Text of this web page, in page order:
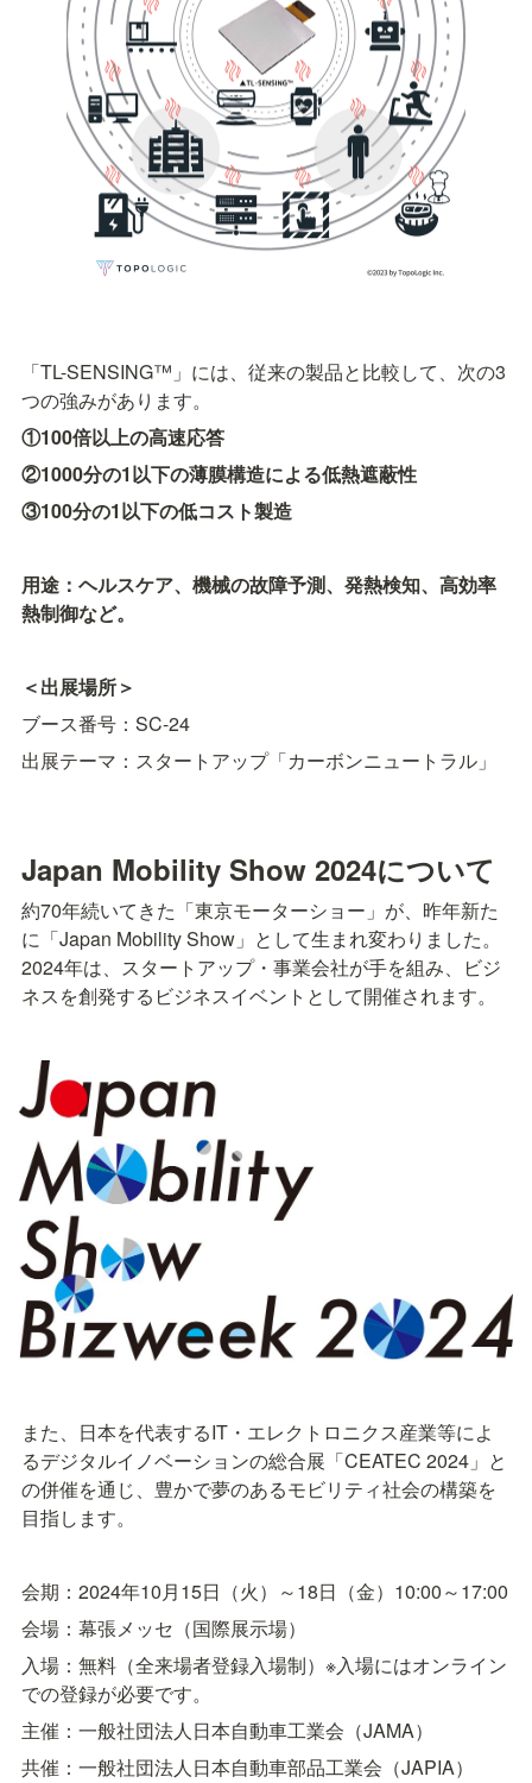
「TL-SENSING™」には、従来の製品と比較して、次の3
つの強みがあります。
①100倍以上の高速応答
②1000分の1以下の薄膜構造による低熱遮蔽性
③100分の1以下の低コスト製造
用途：ヘルスケア、機械の故障予測、発熱検知、高効率
熱制御など。
＜出展場所＞
ブース番号：SC-24
出展テーマ：スタートアップ「カーボンニュートラル」
Japan Mobility Show 2024について
約70年続いてきた「東京モーターショー」が、昨年新た
に「Japan Mobility Show」として生まれ変わりました。
2024年は、スタートアップ・事業会社が手を組み、ビジ
ネスを創発するビジネスイベントとして開催されます。
また、日本を代表するIT・エレクトロニクス産業等によ
るデジタルイノベーションの総合展「CEATEC 2024」と
の併催を通じ、豊かで夢のあるモビリティ社会の構築を
目指します。
会期：2024年10月15日（火）～18日（金）10:00～17:00
会場：幕張メッセ（国際展示場）
入場：無料（全来場者登録入場制）※入場にはオンライン
での登録が必要です。
主催：一般社団法人日本自動車工業会（JAMA）
共催：一般社団法人日本自動車部品工業会（JAPIA）